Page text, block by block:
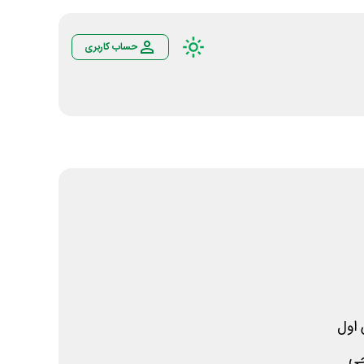
حساب کاربری